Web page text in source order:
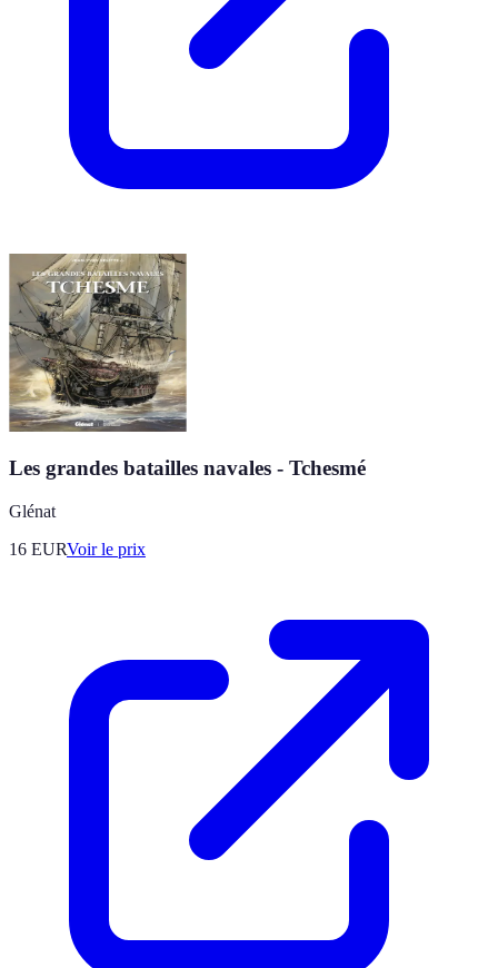
Les grandes batailles navales - Tchesmé
Glénat
16 EURVoir le prix